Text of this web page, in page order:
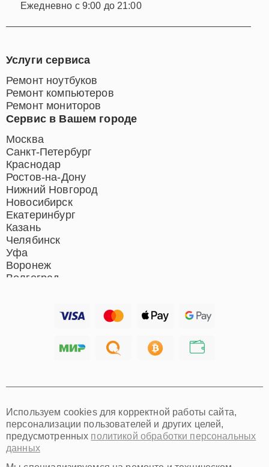
Ежедневно с 9:00 до 21:00
Сервис в Вашем городе
Москва
Санкт-Петербург
Краснодар
Ростов-на-Дону
Нижний Новгород
Новосибирск
Екатеринбург
Казань
Челябинск
Уфа
Воронеж
Волгоград
Хабаровск
Омск
Красноярск
Пермь
Ульяновск
Услуги сервиса
Ремонт ноутбуков
Ремонт компьютеров
Ремонт мониторов
Используем cookies для корректной работы сайта,
персонализации пользователей и других целей,
предусмотренных политикой обработки персональных
данных